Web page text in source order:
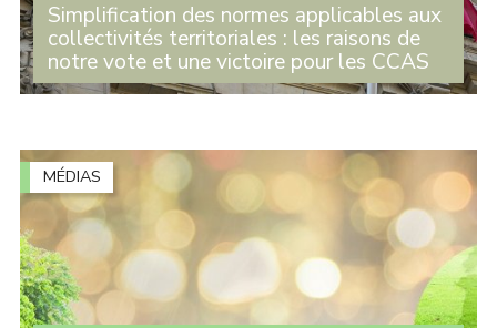
Simplification des normes applicables aux
collectivités territoriales : les raisons de
notre vote et une victoire pour les CCAS
Oui, la norme peut peser sur l’activité des collectivités
administrative ne doit pas (...)
MÉDIAS